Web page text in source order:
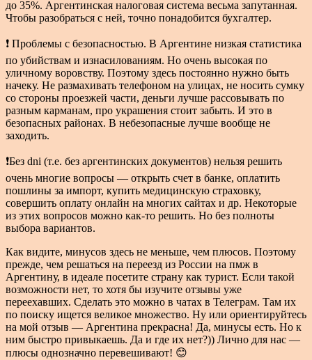
до 35%. Аргентинская налоговая система весьма запутанная.
Чтобы разобраться с ней, точно понадобится бухгалтер.
❗ Проблемы с безопасностью. В Аргентине низкая статистика
по убийствам и изнасилованиям. Но очень высокая по
уличному воровству. Поэтому здесь постоянно нужно быть
начеку. Не размахивать телефоном на улицах, не носить сумку
со стороны проезжей части, деньги лучше рассовывать по
разным карманам, про украшения стоит забыть. И это в
безопасных районах. В небезопасные лучше вообще не
заходить.
❗Без dni (т.е. без аргентинских документов) нельзя решить
очень многие вопросы — открыть счет в банке, оплатить
пошлины за импорт, купить медицинскую страховку,
совершить оплату онлайн на многих сайтах и др. Некоторые
из этих вопросов можно как-то решить. Но без полноты
выбора вариантов.
Как видите, минусов здесь не меньше, чем плюсов. Поэтому
прежде, чем решаться на переезд из России на пмж в
Аргентину, в идеале посетите страну как турист. Если такой
возможности нет, то хотя бы изучите отзывы уже
переехавших. Сделать это можно в чатах в Телеграм. Там их
по поиску ищется великое множество. Ну или ориентируйтесь
на мой отзыв — Аргентина прекрасна! Да, минусы есть. Но к
ним быстро привыкаешь. Да и где их нет?)) Лично для нас —
плюсы однозначно перевешивают! 😊